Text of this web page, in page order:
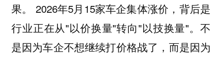
果。
2026年5月15家车企集体涨价，背后是
行业正在从"以价换量"转向"以技换量"。不
是因为车企不想继续打价格战了，而是因为